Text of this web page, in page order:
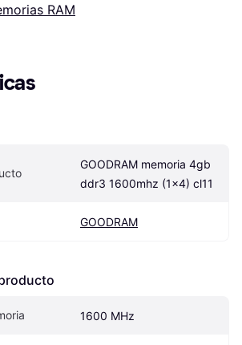
RAM
GOODRAM memoria 4gb
ddr3 1600mhz (1x4) cl11
GOODRAM
1600 MHz